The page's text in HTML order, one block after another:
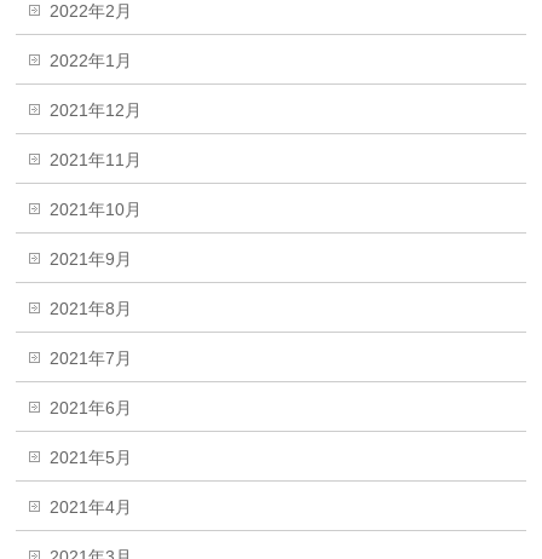
2022年2月
2022年1月
2021年12月
2021年11月
2021年10月
2021年9月
2021年8月
2021年7月
2021年6月
2021年5月
2021年4月